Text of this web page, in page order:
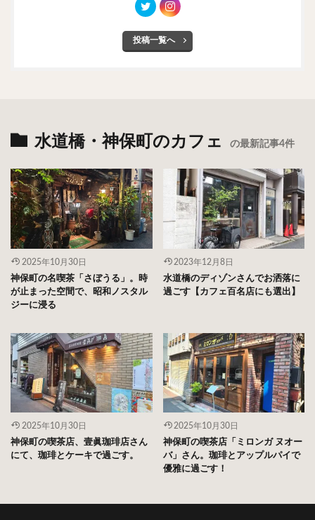
投稿一覧へ
水道橋・神保町のカフェ の最新記事4件
2025年10月30日
神保町の名喫茶「さぼうる」。時
が止まった空間で、昭和ノスタル
ジーに浸る
2023年12月8日
水道橋のディゾンさんでお洒落に
過ごす【カフェ百名店にも選出】
2025年10月30日
神保町の喫茶店、壹眞珈琲店さん
にて、珈琲とケーキで過ごす。
2025年10月30日
神保町の喫茶店「ミロンガ ヌオー
バ」さん。珈琲とアップルパイで
優雅に過ごす！